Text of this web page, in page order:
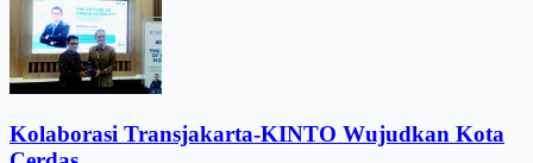
Kolaborasi Transjakarta-KINTO Wujudkan Kota